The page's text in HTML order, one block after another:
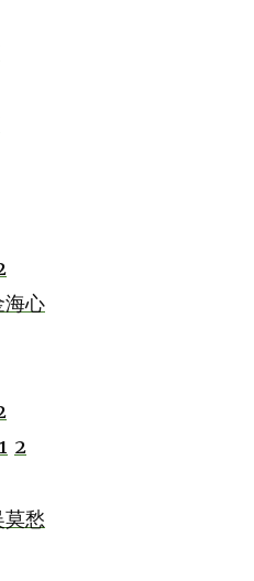
海心
2
莫愁